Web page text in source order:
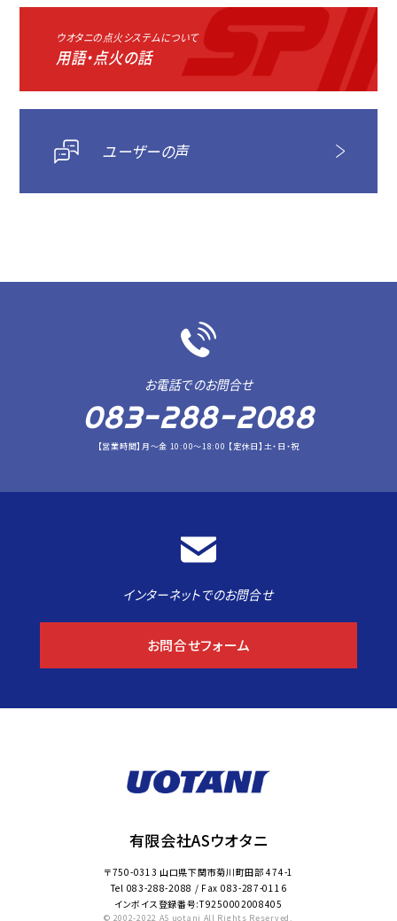
ウオタニの点火システムについて
用語・点火の話
ユーザーの声
お電話でのお問合せ
083-288-2088
【営業時間】月～金 10:00～18:00 【定休日】土・日・祝
インターネットでのお問合せ
お問合せフォーム
有限会社ASウオタニ
〒750-0313 山口県下関市菊川町田部 474-1
Tel 083-288-2088 / Fax 083-287-0116
インボイス登録番号:T9250002008405
© 2002-2022 AS uotani All Rights Reserved.